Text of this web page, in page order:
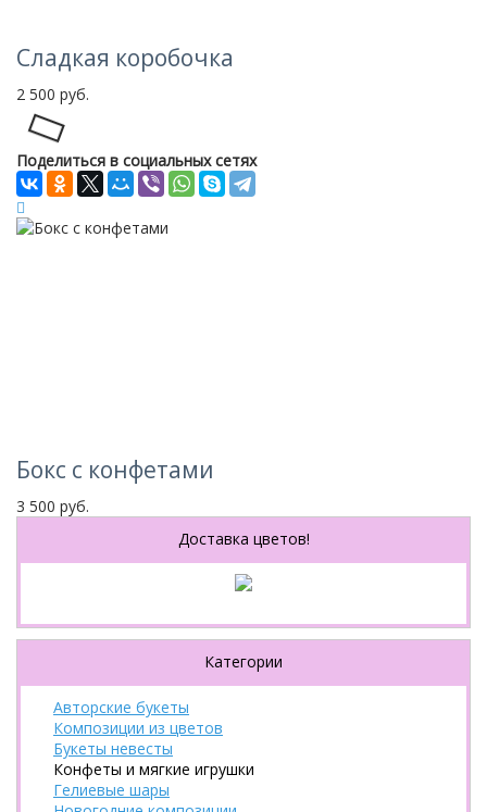
Сладкая коробочка
2 500 руб.
Поделиться в социальных сетях
Бокс с конфетами
3 500 руб.
Доставка цветов!
Категории
Авторские букеты
Композиции из цветов
Букеты невесты
Конфеты и мягкие игрушки
Гелиевые шары